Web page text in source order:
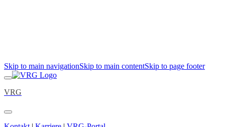
Skip to main navigationSkip to main contentSkip to page footer
VRG